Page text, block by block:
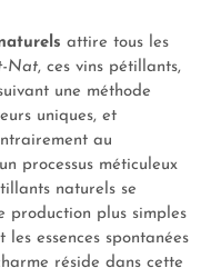
attire tous les
Nat, ces vins pétillants,
une méthode
uniques, et
au
processus méticuleux
naturels se
production plus simples
essences spontanées
réside dans cette